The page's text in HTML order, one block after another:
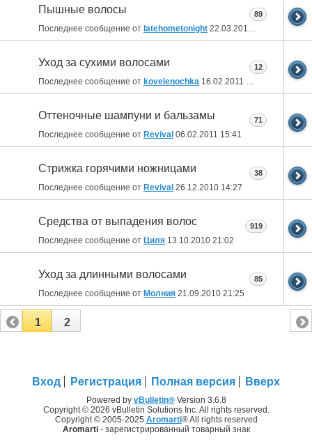
Пышные волосы
Последнее сообщение от latehometonight 22.03.2011 07:48
89
Уход за сухими волосами
Последнее сообщение от kovelenochka 16.02.2011 16:48
12
Оттеночные шампуни и бальзамы
Последнее сообщение от Revival 06.02.2011 15:41
71
Стрижка горячими ножницами
Последнее сообщение от Revival 26.12.2010 14:27
38
Средства от выпадения волос
Последнее сообщение от Циля 13.10.2010 21:02
919
Уход за длинными волосами
Последнее сообщение от Молния 21.09.2010 21:25
85
1 2
Вход Регистрация Полная версия Вверх
Powered by vBulletin®Version 3.6.8
Copyright © 2026 vBulletin Solutions Inc. All rights reserved.
Copyright © 2005-2025 Aromarti® All rights reserved
Aromarti- зарегистрированный товарный знак